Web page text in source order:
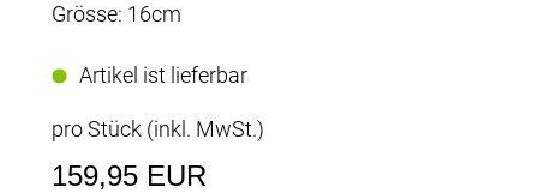
Grösse: 16cm
Artikel ist lieferbar
pro Stück (inkl. MwSt.)
159,95 EUR